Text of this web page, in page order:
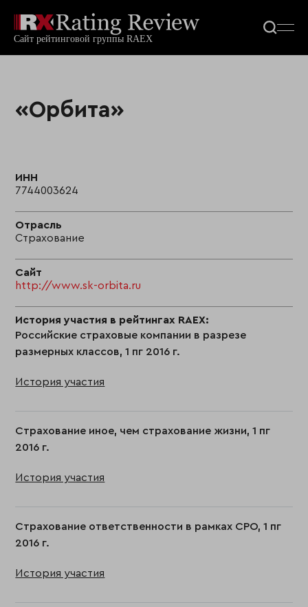
«Орбита»
ИНН
7744003624
Отрасль
Страхование
Сайт
http://www.sk-orbita.ru
История участия в рейтингах RAEX:
Российские страховые компании в разрезе
размерных классов, 1 пг 2016 г.
История участия
Страхование иное, чем страхование жизни, 1 пг
2016 г.
История участия
Страхование ответственности в рамках СРО, 1 пг
2016 г.
История участия